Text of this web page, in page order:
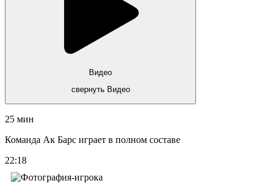
Видео
свернуть Видео
25 мин
Команда Ак Барс играет в полном составе
22:18